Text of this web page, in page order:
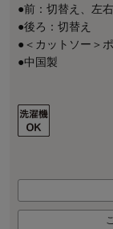
●前：切替え、左
●後ろ：切替え
●＜カットソー＞
●中国製